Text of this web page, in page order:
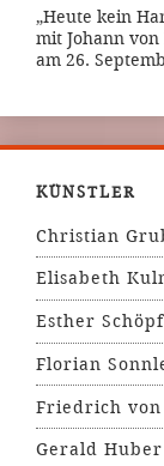
„Heute kein
mit Johann
am 26.
KÜNSTLER
Christian
Elisabeth
Esther Schöpf
Florian
Friedrich
Gerald Huber